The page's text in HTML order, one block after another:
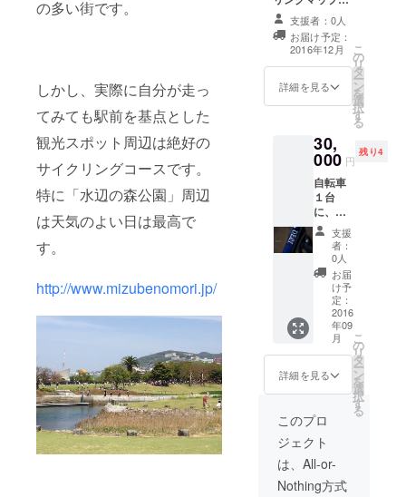
の多い街です。
しかし、実際に自分が走っ
てみても駅前を基点とした
観光スポット周辺は絶好の
サイクリングコースです。
特に「水辺の森公園」周辺
は天気のよい日は最高で
す。
http://www.mizubenomori.jp/
の店舗情報等の
広告の掲載。 事
前に、どのよう
な店舗情報かお
知らせいただけ
ると助かりま
す。 問い合わせ
支援者：0人
お届け予定：
2016年12月
詳細を見る
こ
の
リ
タ
ー
ン
を
選
択
す
る
30,
000 円
残り4
自転車
１台
に、御
社のロ
ゴ、も
しくは
ステッ
カーな
どを貼
り付け
ます。
事前に
どのよ
うなロ
ゴ、ス
テッ
カー、
なのか
お知ら
せいた
だける
と助か
支援
者：
0人
お届
け予
定：
2016
年09
月
詳細を見る
こ
の
リ
タ
ー
ン
を
選
択
す
る
このプロ
ジェクト
は、All-or-
Nothing方式